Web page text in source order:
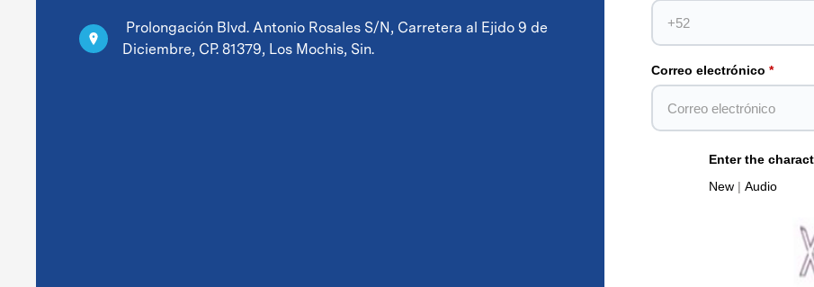
Prolongación Blvd. Antonio Rosales S/N, Carretera al Ejido 9 de
Diciembre, CP. 81379, Los Mochis, Sin.
Correo electrónico
Enter the
New| Audio